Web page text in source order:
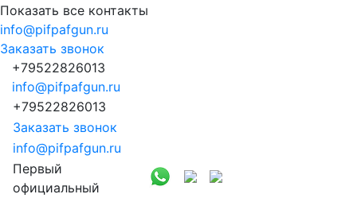
Показать все контакты
info@pifpafgun.ru
Заказать звонок
+79522826013
info@pifpafgun.ru
+79522826013
Заказать звонок
info@pifpafgun.ru
Первый
официальный